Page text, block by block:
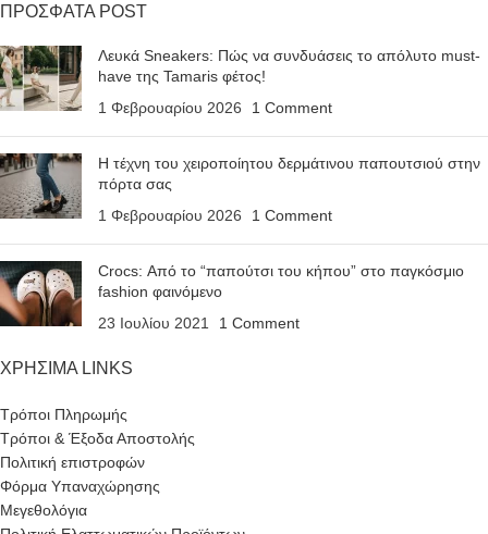
ΠΡΟΣΦΑΤΑ POST
Λευκά Sneakers: Πώς να συνδυάσεις το απόλυτο must-
have της Tamaris φέτος!
1 Φεβρουαρίου 2026
1 Comment
Η τέχνη του χειροποίητου δερμάτινου παπουτσιού στην
πόρτα σας
1 Φεβρουαρίου 2026
1 Comment
Crocs: Από το “παπούτσι του κήπου” στο παγκόσμιο
fashion φαινόμενο
23 Ιουλίου 2021
1 Comment
ΧΡΗΣΙΜΑ LINKS
Τρόποι Πληρωμής
Τρόποι & Έξοδα Αποστολής
Πολιτική επιστροφών
Φόρμα Υπαναχώρησης
Μεγεθολόγια